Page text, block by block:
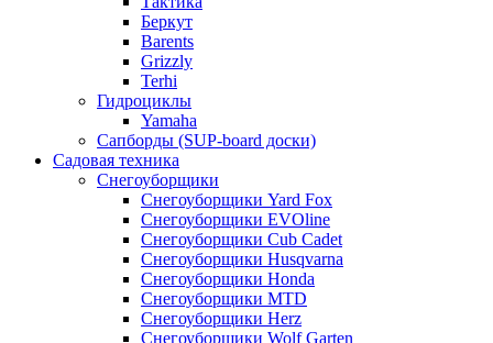
Беркут
Barents
Grizzly
Terhi
Гидроциклы
Yamaha
Сапборды (SUP-board доски)
Садовая техника
Снегоуборщики
Снегоуборщики Yard Fox
Снегоуборщики EVOline
Снегоуборщики Cub Cadet
Снегоуборщики Husqvarna
Снегоуборщики Honda
Снегоуборщики MTD
Снегоуборщики Herz
Снегоуборщики Wolf Garten